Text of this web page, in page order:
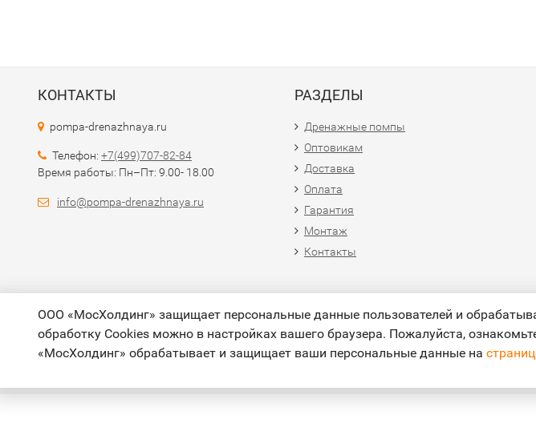
КОНТАКТЫ
pompa-drenazhnaya.ru
Телефон: +7(499)707-82-84
Время работы: Пн–Пт: 9.00- 18.00
info@pompa-drenazhnaya.ru
РАЗДЕЛЫ
Дренажные помпы
Оптовикам
Доставка
Оплата
Гарантия
Монтаж
Контакты
При использовании материалов с сайта обязательно указание прямой ссылки на источник.
ООО «МосХолдинг» защищает персональные данные пользователей и
обработку Cookies можно в настройках вашего браузера. Пожалуйста,
«МосХолдинг» обрабатывает и защищает ваши персональные данные на